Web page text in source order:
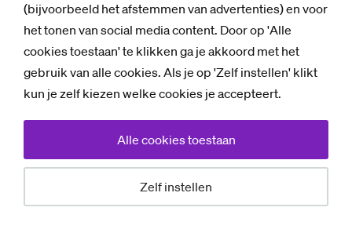
(bijvoorbeeld het afstemmen van advertenties) en voor
het tonen van social media content. Door op 'Alle
cookies toestaan' te klikken ga je akkoord met het
gebruik van alle cookies. Als je op 'Zelf instellen' klikt
kun je zelf kiezen welke cookies je accepteert.
Zelf instellen
Alle cookies toestaan
Nieuws
Nieu­we cao: la­